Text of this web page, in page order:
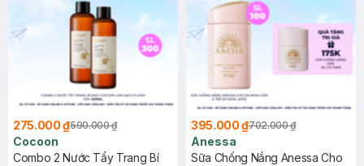
275.000 ₫590.000 ₫
Cocoon
Combo 2 Nước Tẩy Trang Bí
395.000 ₫702.000 ₫
Anessa
Sữa Chống Nắng Anessa Cho